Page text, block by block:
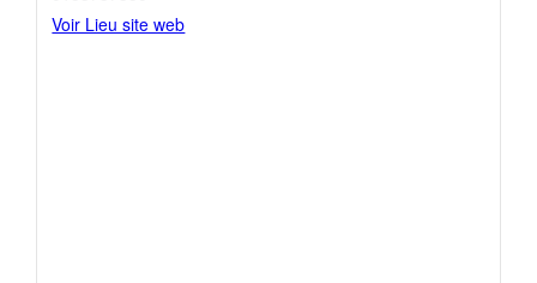
Voir Lieu site web